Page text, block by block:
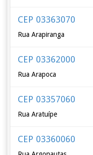
CEP 03363070
Rua Arapiranga
CEP 03362000
Rua Arapoca
CEP 03357060
Rua Aratuípe
CEP 03360060